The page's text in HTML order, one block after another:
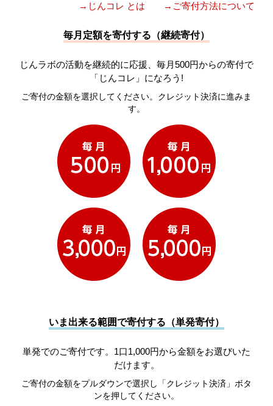
→じんコレ とは →ご寄付方法について
毎月定額を寄付する（継続寄付）
じんラボの活動を継続的に応援、毎月500円からの寄付で
「じんコレ」になろう!
ご寄付の金額を選択してください。クレジット決済に進みま
す。
いま出来る範囲で寄付する（単発寄付）
単発でのご寄付です。1口1,000円から金額をお選びいた
だけます。
ご寄付の金額をプルダウンで選択し「クレジット決済」ボタ
ンを押してください。